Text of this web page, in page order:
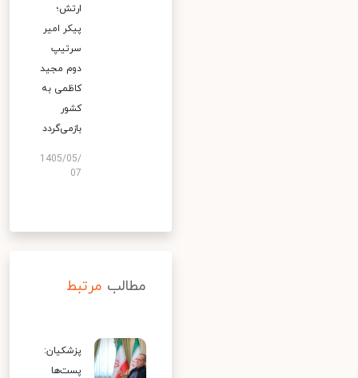
ارتش؛
پیکر امیر
سرتیپ
دوم مجید
کاظمی به
کشور
بازمی‌گردد
1405/05/
07
مطالب مرتبط
پزشکیان:
پست‌ها